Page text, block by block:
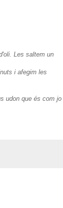
Les saltem un
i afegim les
udon que és com jo